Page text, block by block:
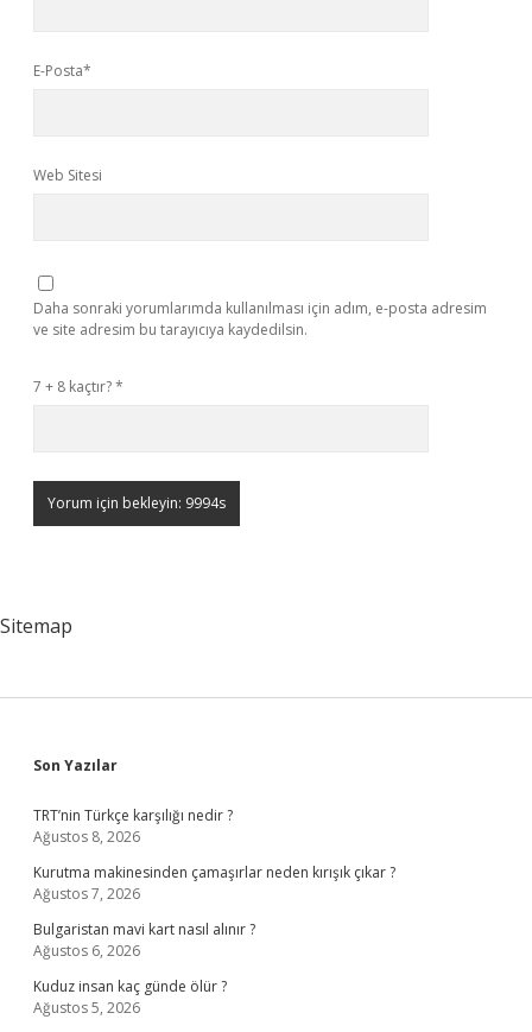
E-Posta*
Web Sitesi
Daha sonraki yorumlarımda kullanılması için adım, e-posta adresim
ve site adresim bu tarayıcıya kaydedilsin.
7 + 8 kaçtır?*
Sitemap
Sidebar
Son Yazılar
TRT’nin Türkçe karşılığı nedir ?
Ağustos 8, 2026
Kurutma makinesinden çamaşırlar neden kırışık çıkar ?
Ağustos 7, 2026
Bulgaristan mavi kart nasıl alınır ?
Ağustos 6, 2026
Kuduz insan kaç günde ölür ?
Ağustos 5, 2026